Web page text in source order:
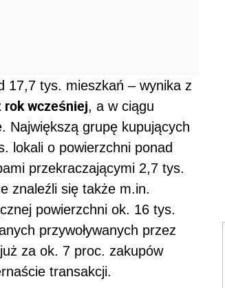
17,7 tys. mieszkań – wynika z
rok wcześniej, a w ciągu
Największą grupę kupujących
lokali o powierzchni ponad
przekraczającymi 2,7 tys.
znaleźli się także m.in.
powierzchni ok. 16 tys.
przywoływanych przez
za ok. 7 proc. zakupów
transakcji.